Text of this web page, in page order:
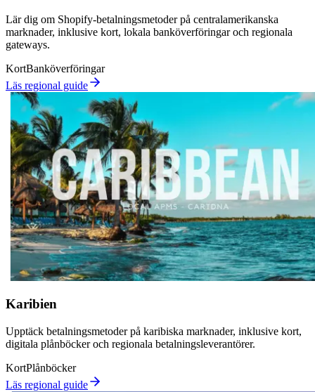
Lär dig om Shopify-betalningsmetoder på centralamerikanska
marknader, inklusive kort, lokala banköverföringar och regionala
gateways.
KortBanköverföringar
Läs regional guide
Karibien
Upptäck betalningsmetoder på karibiska marknader, inklusive kort,
digitala plånböcker och regionala betalningsleverantörer.
KortPlånböcker
Läs regional guide